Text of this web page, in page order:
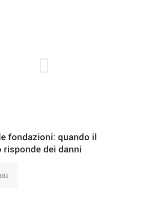
fondazioni: quando il
risponde dei danni